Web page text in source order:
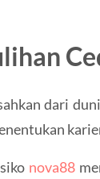
dari
nova88